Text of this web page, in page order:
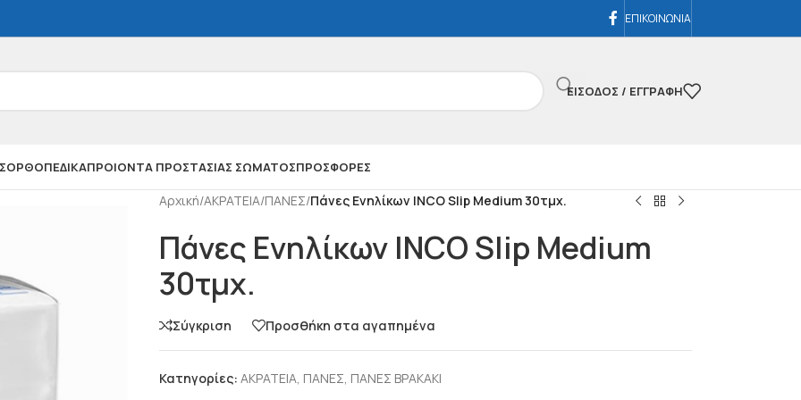
ΕΠΙΚΟΙΝΩΝΙΑ
ΕΊΣΟΔΟΣ / ΕΓΓΡΑΦΉ
ΟΡΘΟΠΕΔΙΚΑΠΡΟΙΟΝΤΑ ΠΡΟΣΤΑΣΙΑΣ ΣΩΜΑΤΟΣΠΡΟΣΦΟΡΕΣ
Αρχική/ΑΚΡΑΤΕΙΑ/ΠΑΝΕΣ/Πάνες Ενηλίκων INCO Slip Medium 30τμχ.
Πάνες Ενηλίκων INCO Slip Medium
30τμχ.
Σύγκριση Προσθήκη στα αγαπημένα
Κατηγορίες: ΑΚΡΑΤΕΙΑ, ΠΑΝΕΣ, ΠΑΝΕΣ ΒΡΑΚΑΚΙ